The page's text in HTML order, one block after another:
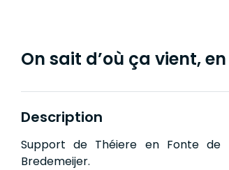
On sait d’où ça vient,
Description
Support de Théiere en Fonte
Bredemeijer.